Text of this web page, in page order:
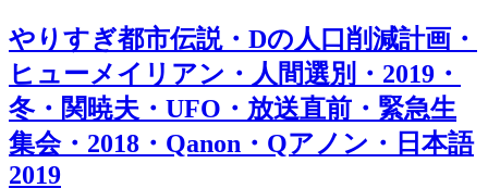
やりすぎ都市伝説・Dの人口削減計画・
ヒューメイリアン・人間選別・2019・
冬・関暁夫・UFO・放送直前・緊急生
集会・2018・Qanon・Qアノン・日本語
2019